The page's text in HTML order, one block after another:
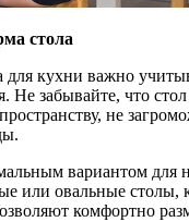
стола
для кухни важно
Не забывайте, что
не
вариантом для
или овальные столы,
комфортно